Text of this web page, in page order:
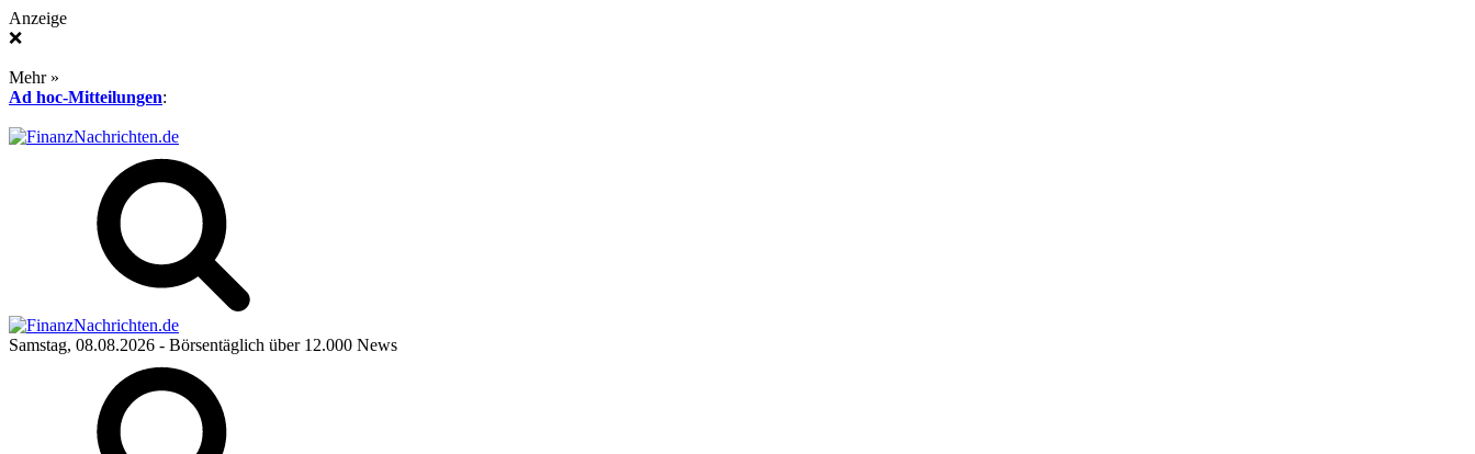
Anzeige
❌
Mehr »
Ad hoc-Mitteilungen:
Samstag, 08.08.2026 - Börsentäglich über 12.000 News